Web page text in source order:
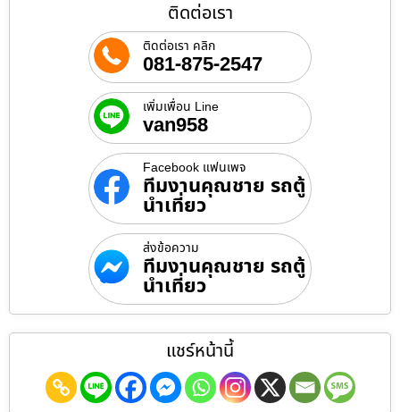
ติดต่อเรา
ติดต่อเรา คลิก
081-875-2547
เพิ่มเพื่อน Line
van958
Facebook แฟนเพจ
ทีมงานคุณชาย รถตู้
นำเที่ยว
ส่งข้อความ
ทีมงานคุณชาย รถตู้
นำเที่ยว
แชร์หน้านี้